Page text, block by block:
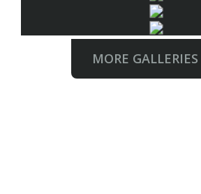
MORE GALLERIES